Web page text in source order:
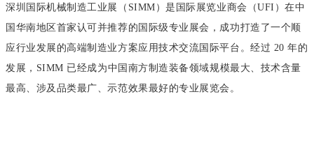
深圳国际机械制造工业展（SIMM）是国际展览业商会（UFI）在中
国华南地区首家认可并推荐的国际级专业展会，成功打造了一个顺
应行业发展的高端制造业方案应用技术交流国际平台。经过 20 年的
发展，SIMM 已经成为中国南方制造装备领域规模最大、技术含量
最高、涉及品类最广、示范效果最好的专业展览会。